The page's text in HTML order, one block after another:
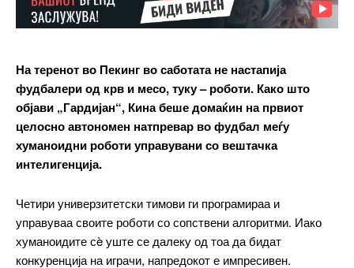
На теренот во Пекинг во саботата не настапија
фудбалери од крв и месо, туку – роботи. Како што
објави „Гардијан“, Кина беше домаќин на првиот
целосно автономен натпревар во фудбал меѓу
хуманоидни роботи управувани со вештачка
интелигенција.
Четири универзитетски тимови ги програмираа и
управуваа своите роботи со сопствени алгоритми. Иако
хуманоидите сè уште се далеку од тоа да бидат
конкуренција на играчи, напредокот е импресивен.